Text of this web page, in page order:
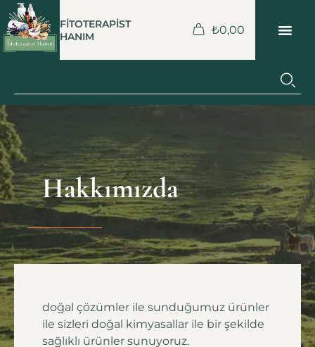
FİTOTERAPİST
HANIM
₺0,00
Hakkımızda
doğal çözümler ile sunduğumuz ürünler
ile sizleri doğal kimyasallar ile bir şekilde
sağlıklı ürünler sunuyoruz.